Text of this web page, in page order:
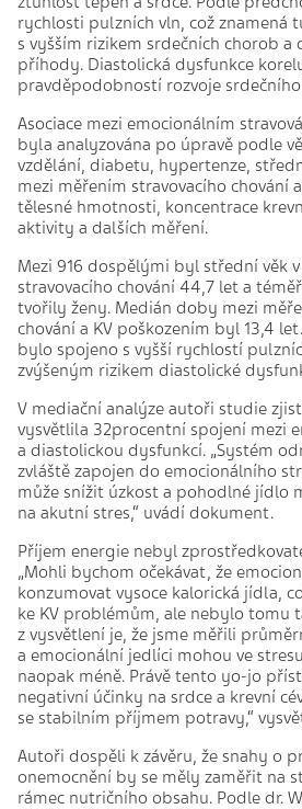
rychlosti pulzních vln, což znamená
s vyšším rizikem srdečních chorob a
příhody. Diastolická dysfunkce
pravděpodobností rozvoje
Asociace mezi emocionálním
byla analyzována po úpravě podle
vzdělání, diabetu, hypertenze,
mezi měřením stravovacího chování
tělesné hmotnosti, koncentrace
aktivity a dalších měření.
Mezi 916 dospělými byl střední věk
stravovacího chování 44,7 let a
tvořily ženy. Medián doby mezi
chování a KV poškozením byl 13,4
bylo spojeno s vyšší rychlostí
zvýšeným rizikem diastolické
V mediační analýze autoři studie
vysvětlila 32procentní spojení mezi
a diastolickou dysfunkcí. „Systém
zvláště zapojen do emocionálního
může snížit úzkost a pohodlné jídlo
na akutní stres,“ uvádí dokument.
Příjem energie nebyl
„Mohli bychom očekávat, že
konzumovat vysoce kalorická jídla,
ke KV problémům, ale nebylo tomu
z vysvětlení je, že jsme měřili
a emocionální jedlíci mohou ve
naopak méně. Právě tento yo-jo
negativní účinky na srdce a krevní
se stabilním příjmem potravy,“
Autoři dospěli k závěru, že snahy o
onemocnění by se měly zaměřit na
rámec nutričního obsahu. Podle dr.